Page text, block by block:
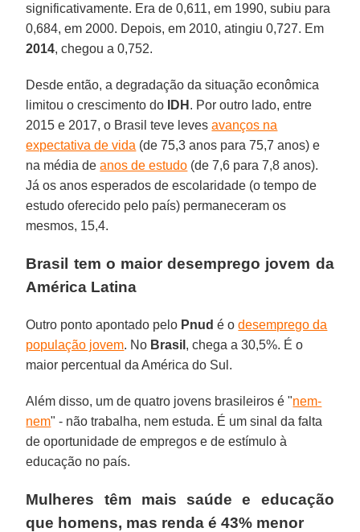
significativamente. Era de 0,611, em 1990, subiu para
0,684, em 2000. Depois, em 2010, atingiu 0,727. Em
2014, chegou a 0,752.
Desde então, a degradação da situação econômica
limitou o crescimento do
IDH . Por outro lado, entre
2015 e 2017, o Brasil teve levesavanços na
expectativa de vida (de 75,3 anos para 75,7 anos) e
na média de anos de estudo (de 7,6 para 7,8 anos).
Já os anos esperados de escolaridade (o tempo de
estudo oferecido pelo país) permaneceram os
mesmos, 15,4.
Brasil tem o maior desemprego jovem da
América Latina
Outro ponto apontado pelo Pnud é odesemprego da
população jovem. No Brasil , chega a 30,5%. É o
maior percentual da América do Sul.
Além disso, um de quatro jovens brasileiros é "nem-
nem" - não trabalha, nem estuda. É um sinal da falta
de oportunidade de empregos e de estímulo à
educação no país.
Mulheres têm mais saúde e educação
que homens, mas renda é 43% menor